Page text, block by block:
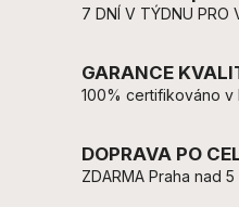
7 DNÍ V TÝDNU PRO
GARANCE
100% certifikováno v
DOPRAVA PO
ZDARMA Praha nad